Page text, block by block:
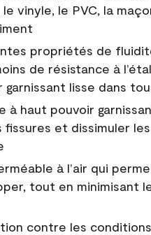
le vinyle, le PVC, la
propriétés de
de résistance à
garnissant lisse dans
à haut pouvoir
et dissimuler
à l’air qui
tout en minimisant
contre les